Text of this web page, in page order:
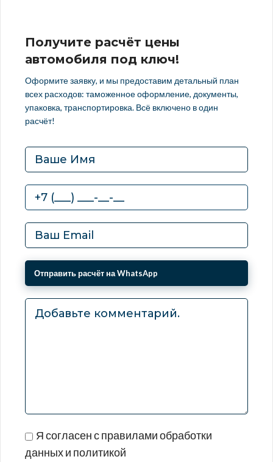
Получите расчёт цены
автомобиля под ключ!
Оформите заявку, и мы предоставим детальный план
всех расходов: таможенное оформление, документы,
упаковка, транспортировка. Всё включено в один
расчёт!
Я согласен с правилами обработки
данных и политикой